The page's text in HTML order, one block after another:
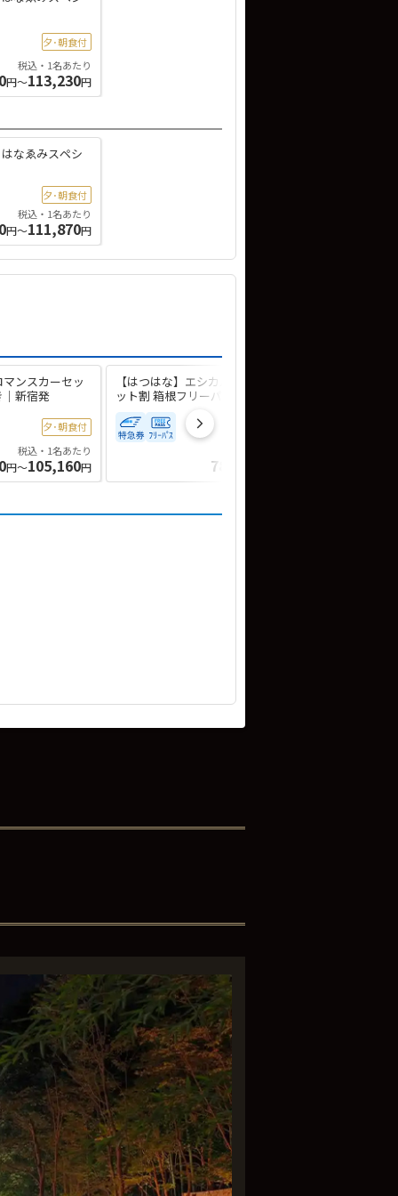
夕･朝食付
税込・1名あたり
円～113,230円
なゑみスペシ
夕･朝食付
税込・1名あたり
円～111,870円
マンスカーセッ
｜新宿発
夕･朝食付
税込・1名あたり
円～105,160円
【はつはな】エシカル旅 ロマンスカーセ
ット割 箱根フリーパス付き｜新宿発
78,660